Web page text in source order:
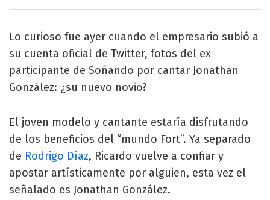
Lo curioso fue ayer cuando el empresario subió a
su cuenta oficial de Twitter, fotos del ex
participante de Soñando por cantar Jonathan
González: ¿su nuevo novio?
El joven modelo y cantante estaría disfrutando
de los beneficios del “mundo Fort”. Ya separado
de Rodrigo Díaz, Ricardo vuelve a confiar y
apostar artísticamente por alguien, esta vez el
señalado es Jonathan González.